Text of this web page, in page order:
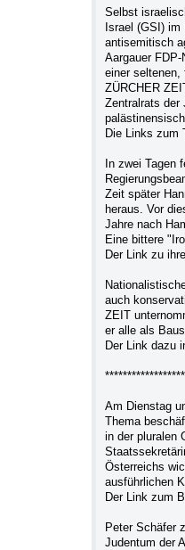
Selbst
Israel (GSI)
antisemitisch
Aargauer
einer seltenen,
ZÜRCHER
Zentralrats der
Die Links zum
In zwei Tagen
Zeit später
heraus. Vor
Jahre nach
Eine bittere
Der Link zu
auch
ZEIT
er alle als
Der Link dazu
Am Dienstag
Thema
in der pluralen
Österreichs
ausführlichen
Der Link zum
Peter Schäfer
Judentum der